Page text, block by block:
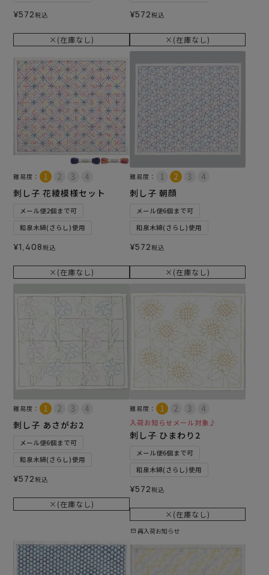
¥572税込
×(在庫なし)
¥572税込
×(在庫なし)
難易度：
刺し子 花綾模様セット
メール便2個まで可
和泉木綿(さらし)使用
¥1,408税込
×(在庫なし)
難易度：
刺し子 朝顔
メール便6個まで可
和泉木綿(さらし)使用
¥572税込
×(在庫なし)
難易度：
刺し子 あさがお2
メール便6個まで可
和泉木綿(さらし)使用
¥572税込
×(在庫なし)
難易度：
入荷お知らせメール対象♪
刺し子 ひまわり2
メール便6個まで可
和泉木綿(さらし)使用
¥572税込
×(在庫なし)
再入荷お知らせ